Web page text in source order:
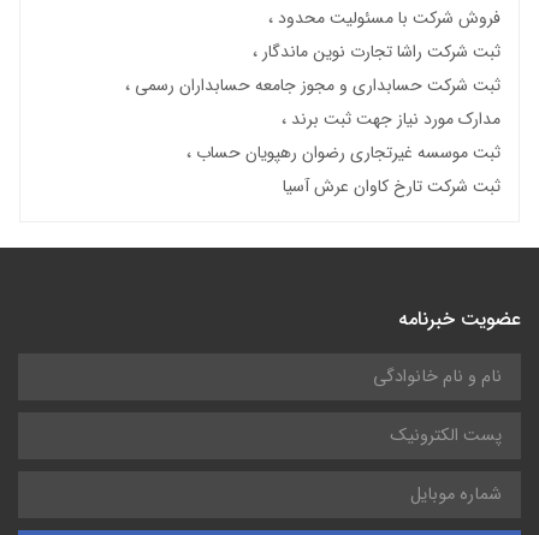
فروش شرکت با مسئولیت محدود
ثبت شرکت راشا تجارت نوین ماندگار
ثبت شرکت حسابداری و مجوز جامعه حسابداران رسمی
مدارک مورد نیاز جهت ثبت برند
ثبت موسسه غیرتجاری رضوان رهپویان حساب
ثبت شرکت تارخ کاوان عرش آسیا
عضویت خبرنامه